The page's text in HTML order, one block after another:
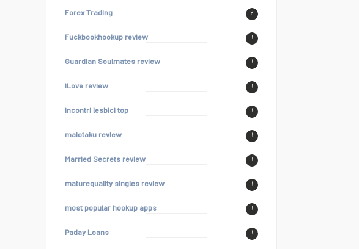
Forex Trading ۲
Fuckbookhookup review ۱
Guardian Soulmates review ۱
iLove review ۱
incontri lesbici top ۱
maiotaku review ۱
Married Secrets review ۱
maturequality singles review ۱
most popular hookup apps ۱
Paday Loans ۱